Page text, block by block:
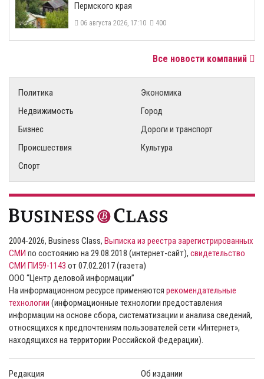
Пермского края
06 августа 2026, 17:10 400
Все новости компаний
Политика
Экономика
Недвижимость
Город
Бизнес
Дороги и транспорт
Происшествия
Культура
Спорт
2004-2026, Business Class, Выписка из реестра зарегистрированных
СМИ по состоянию на 29.08.2018 (интернет-сайт), свидетельство
СМИ ПИ59-1143 от 07.02.2017 (газета)
ООО “Центр деловой информации”
На информационном ресурсе применяются рекомендательные
технологии (информационные технологии предоставления
информации на основе сбора, систематизации и анализа сведений,
относящихся к предпочтениям пользователей сети «Интернет»,
находящихся на территории Российской Федерации).
Редакция Об издании